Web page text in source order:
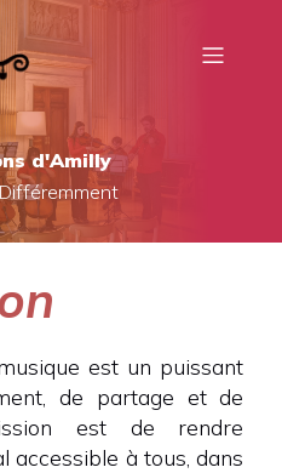
d'Amilly
est un puissant
de partage et de
est de rendre
accessible à tous, dans